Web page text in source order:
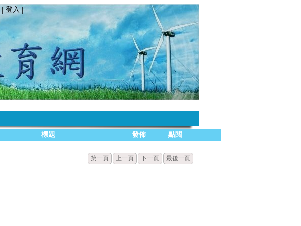
| 登入|
標題 發佈 點閱
第一頁 上一頁 下一頁 最後一頁